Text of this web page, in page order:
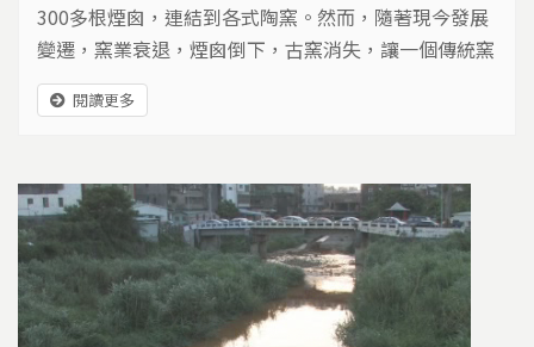
300多根煙囪，連結到各式陶窯。然而，隨著現今發展
變遷，窯業衰退，煙囪倒下，古窯消失，讓一個傳統窯
鎮，走入鶯歌不見窯的時代…
閱讀更多